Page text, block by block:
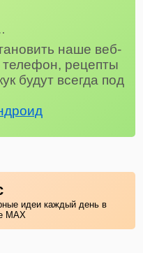
наше веб-
рецепты
будут всегда под
идеи каждый день в
MAX